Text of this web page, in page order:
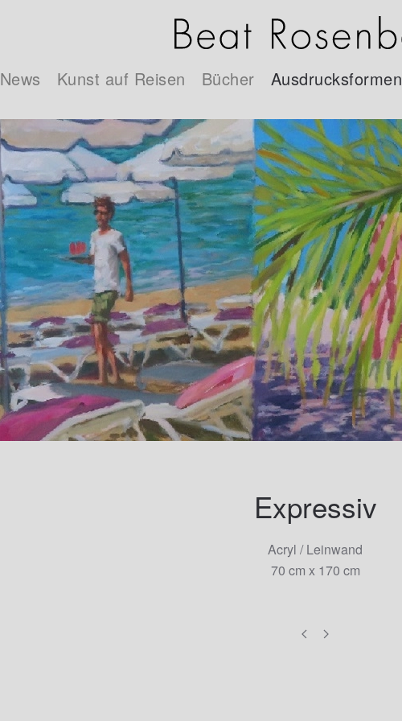
News Kunst auf Reisen Bücher Ausdrucksformen
Expressiv
Acryl / Leinwand
70 cm x 170 cm